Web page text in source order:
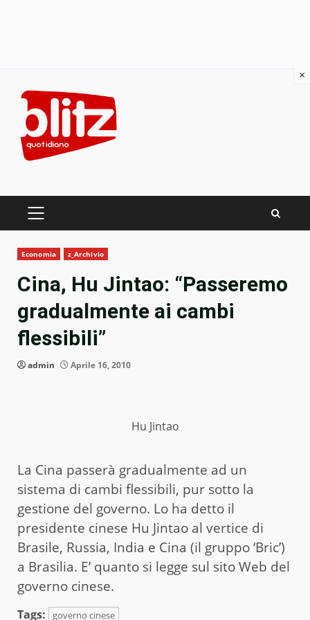
content
PRIMARY
Economia z_Archivio
Cina, Hu Jintao: “Passeremo
gradualmente ai cambi
flessibili”
admin Aprile 16, 2010
Hu Jintao
La Cina passerà gradualmente ad un
sistema di cambi flessibili, pur sotto la
gestione del governo. Lo ha detto il
presidente cinese Hu Jintao al vertice di
Brasile, Russia, India e Cina (il gruppo ‘Bric’)
a Brasilia. E’ quanto si legge sul sito Web del
governo cinese.
Tags: governo cinese
×